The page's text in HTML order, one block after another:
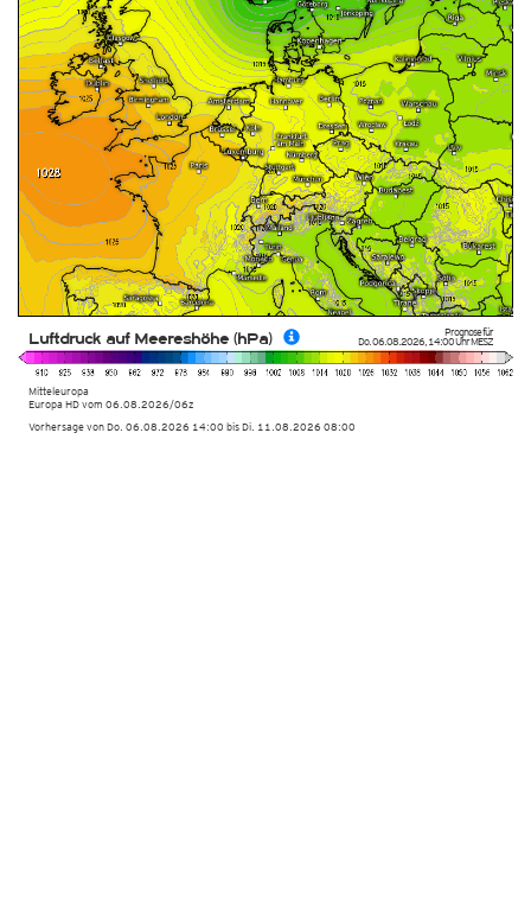
Prognose für
Do. 06.08.2026,14:00 UhrMESZ
Mitteleuropa
Europa HDvom 06.08.2026/06z
Luftdruck auf Meereshöhe (hPa)
Vorhersage von Do. 06.08.2026 14:00 bis Di. 11.08.2026 08:00